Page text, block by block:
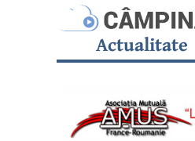
Actualitate